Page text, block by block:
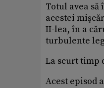
Totul avea
acestei
II-lea, în a
turbulente
La scurt timp
Acest episod